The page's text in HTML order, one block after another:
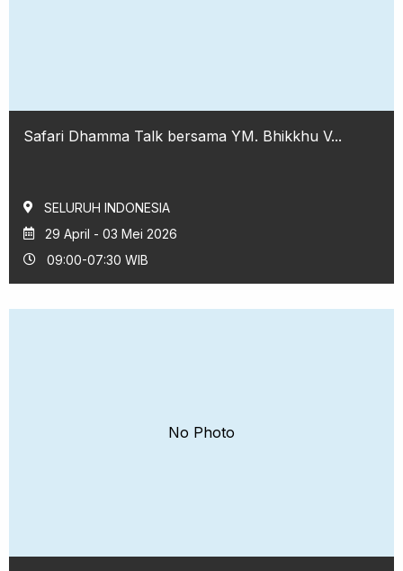
Safari Dhamma Talk bersama YM. Bhikkhu V...
SELURUH INDONESIA
29 April - 03 Mei 2026
09:00-07:30 WIB
No Photo